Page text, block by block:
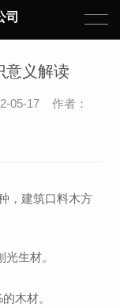
司
意义解读
05-17 作者：
，建筑口料木方
生材。
木材。